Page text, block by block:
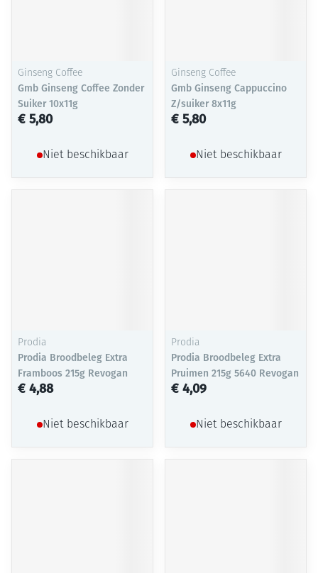
Ginseng Coffee
Gmb Ginseng Coffee Zonder
Suiker 10x11g
€ 5,80
Niet beschikbaar
Ginseng Coffee
Gmb Ginseng Cappuccino
Z/suiker 8x11g
€ 5,80
Niet beschikbaar
Prodia
Prodia Broodbeleg Extra
Framboos 215g Revogan
€ 4,88
Niet beschikbaar
Prodia
Prodia Broodbeleg Extra
Pruimen 215g 5640 Revogan
€ 4,09
Niet beschikbaar